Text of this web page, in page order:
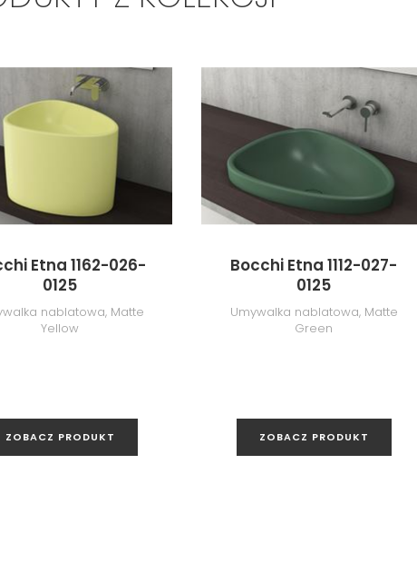
Etna 1162-026-
0125
nablatowa, Matte
Yellow
ZOBACZ PRODUKT
Bocchi Etna 1112-027-
0125
Umywalka nablatowa, Matte
Green
ZOBACZ PRODUKT